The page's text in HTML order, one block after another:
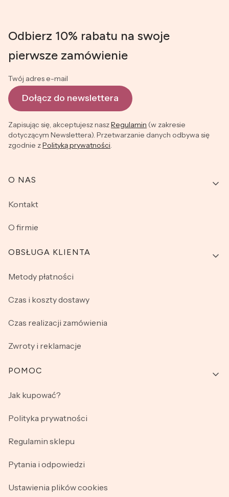
Odbierz 10% rabatu na swoje
pierwsze zamówienie
Twój adres e-mail
Dołącz do newslettera
Zapisując się, akceptujesz naszRegulamin (w zakresie
dotyczącym Newslettera). Przetwarzanie danych odbywa się
zgodnie zPolityką prywatności
Linki w stopce
O NAS
Kontakt
O firmie
OBSŁUGA KLIENTA
Metody płatności
Czas i koszty dostawy
Czas realizacji zamówienia
Zwroty i reklamacje
POMOC
Jak kupować?
Polityka prywatności
Regulamin sklepu
Pytania i odpowiedzi
Ustawienia plików cookies